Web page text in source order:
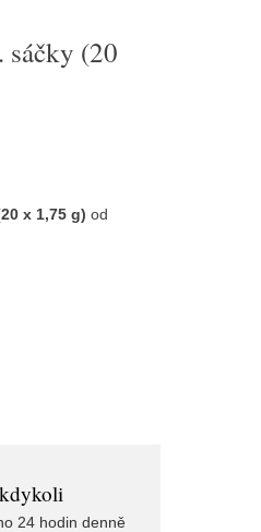
sáčky (20
x 1,75 g) od
24 hodin denně